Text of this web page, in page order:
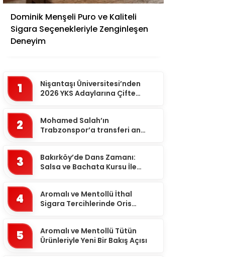
Dominik Menşeli Puro ve Kaliteli
Sigara Seçenekleriyle Zenginleşen
Deneyim
1
Nişantaşı Üniversitesi’nden
2026 YKS Adaylarına Çifte
2
Mohamed Salah’ın
Trabzonspor’a transferi an
3
Bakırköy’de Dans Zamanı:
Salsa ve Bachata Kursu İle
4
Aromalı ve Mentollü İthal
Sigara Tercihlerinde Oris
5
Aromalı ve Mentollü Tütün
Ürünleriyle Yeni Bir Bakış Açısı
Adana
Adıyaman
Afyonkarahisar
Aksaray
Amasya
Antalya
Artvin
Aydın
Balıkesir
Bartın
Batman
Bayburt